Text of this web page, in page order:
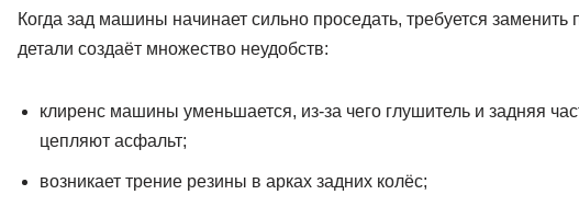
Когда зад машины начинает сильно проседать, требуется заменить
детали создаёт множество неудобств:
клиренс машины уменьшается, из-за чего глушитель и задняя
цепляют асфальт;
возникает трение резины в арках задних колёс;